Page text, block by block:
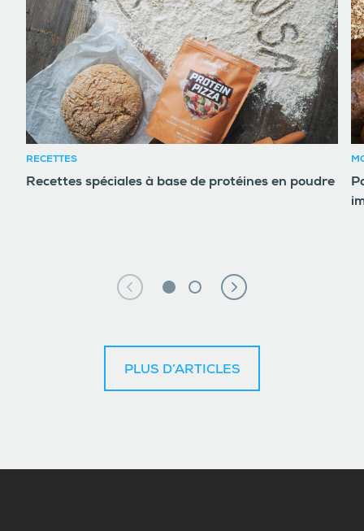
RECETTES
Recettes spéciales à base de protéines en poudre
PLUS D’ARTICLES